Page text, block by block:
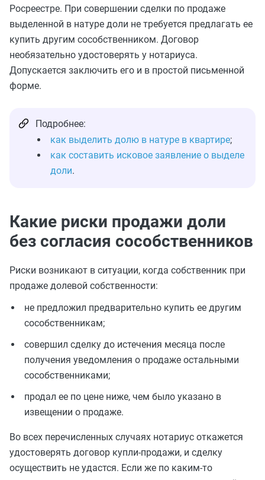
Росреестре. При совершении сделки по продаже
выделенной в натуре доли не требуется предлагать ее
купить другим сособственником. Договор
необязательно удостоверять у нотариуса.
Допускается заключить его и в простой письменной
форме.
Подробнее:
как выделить долю в натуре в квартире;
как составить исковое заявление о выделе
доли.
Какие риски продажи доли
без согласия сособственников
Риски возникают в ситуации, когда собственник при
продаже долевой собственности:
не предложил предварительно купить ее другим
сособственникам;
совершил сделку до истечения месяца после
получения уведомления о продаже остальными
сособственниками;
продал ее по цене ниже, чем было указано в
извещении о продаже.
Во всех перечисленных случаях нотариус откажется
удостоверять договор купли-продажи, и сделку
осуществить не удастся. Если же по каким-то